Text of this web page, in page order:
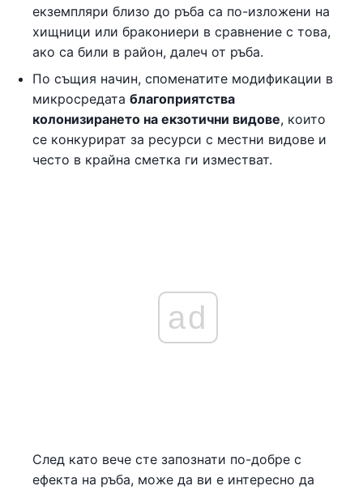
екземпляри близо до ръба са по-изложени на
хищници или бракониери в сравнение с това,
ако са били в район, далеч от ръба.
По същия начин, споменатите модификации в
микросредата благоприятства
колонизирането на екзотични видове, които
се конкурират за ресурси с местни видове и
често в крайна сметка ги изместват.
ad
След като вече сте запознати по-добре с
ефекта на ръба, може да ви е интересно да